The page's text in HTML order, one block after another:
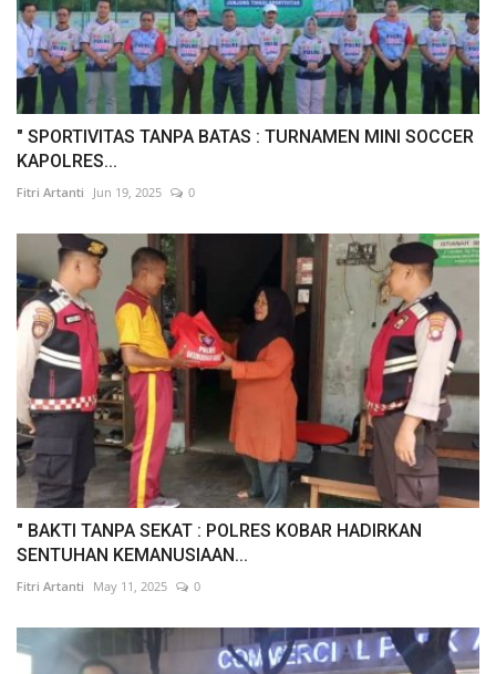
" SPORTIVITAS TANPA BATAS : TURNAMEN MINI SOCCER
KAPOLRES...
Fitri Artanti Jun 19, 2025 0
" BAKTI TANPA SEKAT : POLRES KOBAR HADIRKAN
SENTUHAN KEMANUSIAAN...
Fitri Artanti May 11, 2025 0